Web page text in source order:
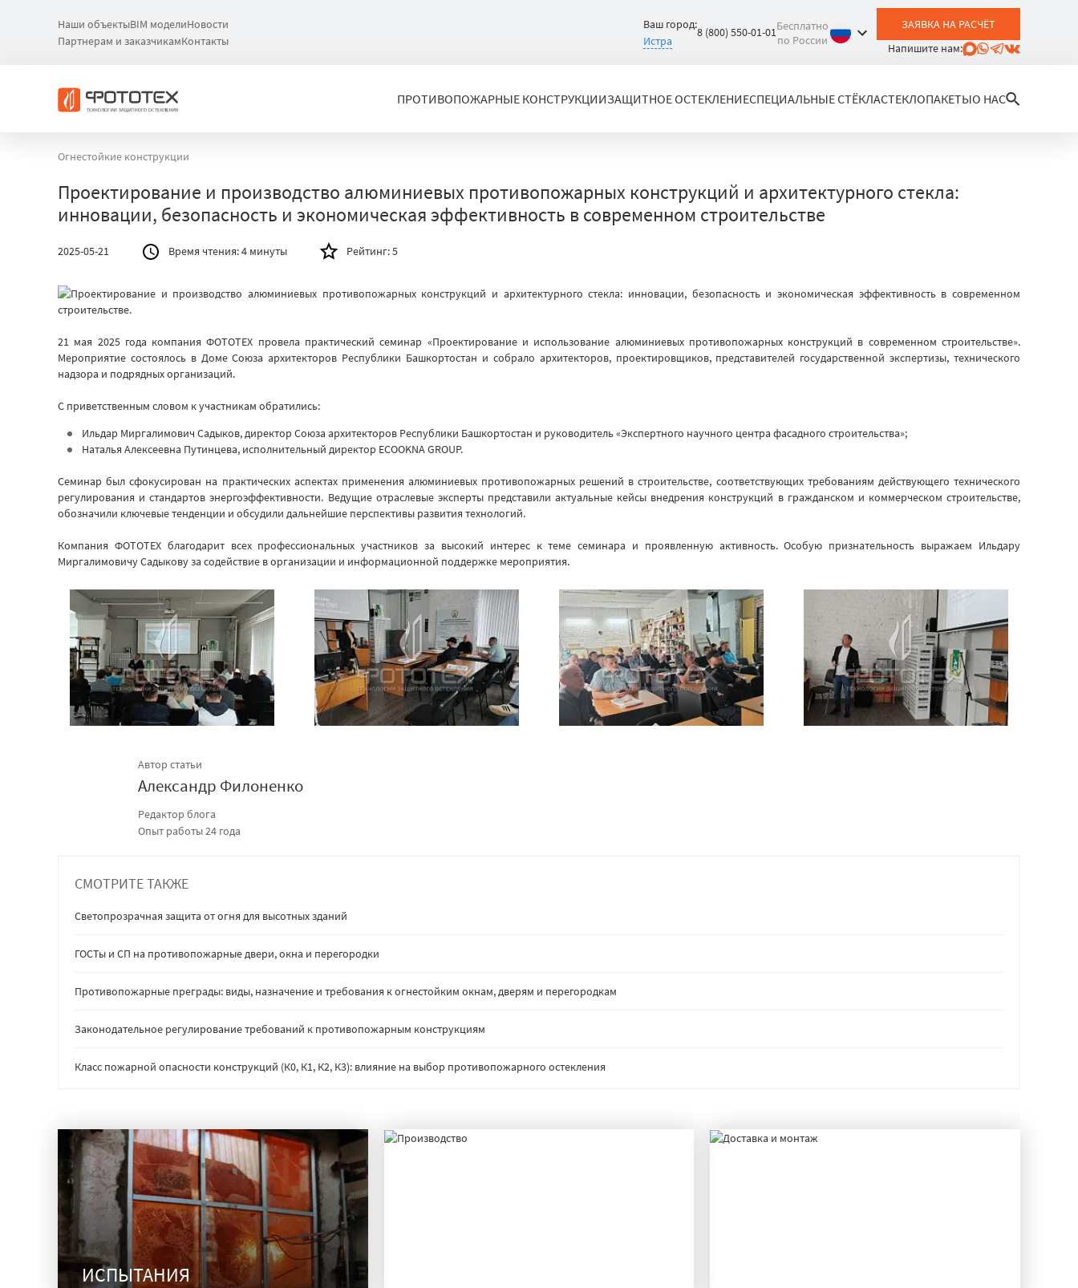
Наши объектыBIM моделиНовости
Партнерам и заказчикамКонтакты
Ваш город:
Истра
8 (800) 550-01-01Бесплатно
по России
ЗАЯВКА НА РАСЧЁТ
Напишите нам:
ПРОТИВОПОЖАРНЫЕ КОНСТРУКЦИИЗАЩИТНОЕ ОСТЕКЛЕНИЕСПЕЦИАЛЬНЫЕ СТЁКЛАСТЕКЛОПАКЕТЫО НАС
Огнестойкие конструкции
Проектирование и производство алюминиевых противопожарных конструкций и архитектурного стекла:
инновации, безопасность и экономическая эффективность в современном строительстве
2025-05-21 Время чтения:4 минуты Рейтинг:5
21 мая 2025 года компания ФОТОТЕХ провела практический семинар «Проектирование и использование алюминиевых противопожарных конструкций в современном строительстве».
Мероприятие состоялось в Доме Союза архитекторов Республики Башкортостан и собрало архитекторов, проектировщиков, представителей государственной экспертизы, технического
надзора и подрядных организаций.
С приветственным словом к участникам обратились:
Ильдар Миргалимович Садыков, директор Союза архитекторов Республики Башкортостан и руководитель «Экспертного научного центра фасадного строительства»;
Наталья Алексеевна Путинцева, исполнительный директор ECOOKNA GROUP.
Семинар был сфокусирован на практических аспектах применения алюминиевых противопожарных решений в строительстве, соответствующих требованиям действующего технического
регулирования и стандартов энергоэффективности. Ведущие отраслевые эксперты представили актуальные кейсы внедрения конструкций в гражданском и коммерческом строительстве,
обозначили ключевые тенденции и обсудили дальнейшие перспективы развития технологий.
Компания ФОТОТЕХ благодарит всех профессиональных участников за высокий интерес к теме семинара и проявленную активность. Особую признательность выражаем Ильдару
Миргалимовичу Садыкову за содействие в организации и информационной поддержке мероприятия.
Автор статьи
Александр Филоненко
Редактор блога
Опыт работы 24 года
СМОТРИТЕ ТАКЖЕ
Светопрозрачная защита от огня для высотных зданий
ГОСТы и СП на противопожарные двери, окна и перегородки
Противопожарные преграды: виды, назначение и требования к огнестойким окнам, дверям и перегородкам
Законодательное регулирование требований к противопожарным конструкциям
Класс пожарной опасности конструкций (К0, К1, К2, К3): влияние на выбор противопожарного остекления
ИСПЫТАНИЯ